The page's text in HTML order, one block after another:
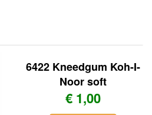
6422 Kneedgum Koh-I-
Noor soft
€ 1,00